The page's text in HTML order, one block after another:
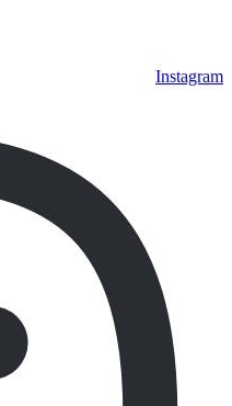
Instagram